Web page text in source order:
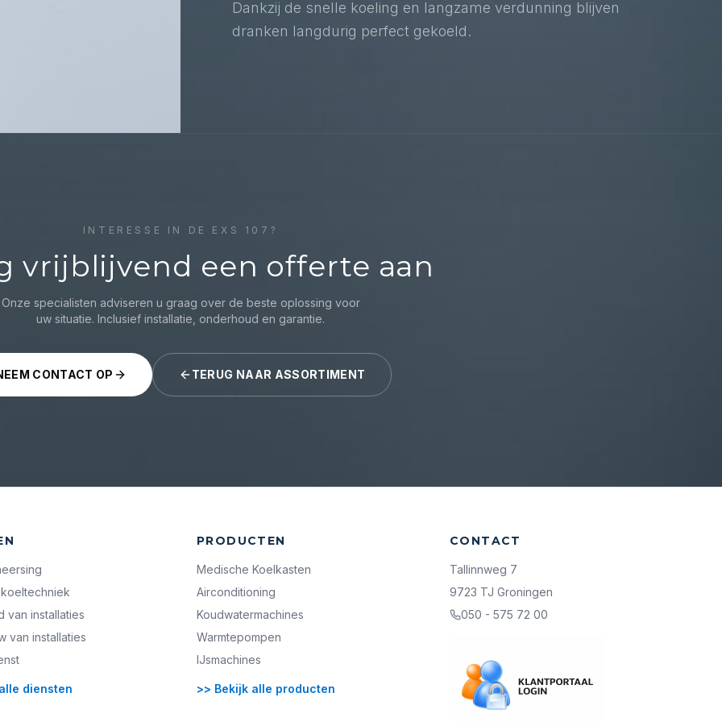
Dankzij de snelle koeling en langzame verdunning blijven
dranken langdurig perfect gekoeld.
INTERESSE IN DE EXS 107 ?
vrijblijvend een offerte aan
Onze specialisten adviseren u graag over de beste oplossing voor
uw situatie. Inclusief installatie, onderhoud en garantie.
CONTACT OP TERUG NAAR ASSORTIMENT
van installaties
van installaties
diensten
PRODUCTEN
Medische Koelkasten
Airconditioning
Koudwatermachines
Warmtepompen
IJsmachines
>> Bekijk alle producten
CONTACT
Tallinnweg 7
9723 TJ Groningen
050 - 575 72 00